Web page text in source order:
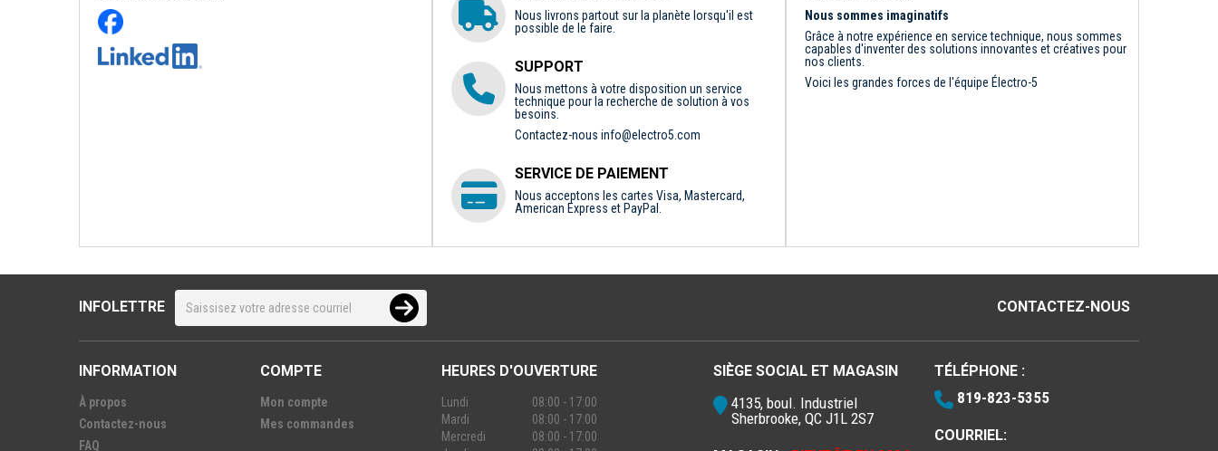
Nous livrons partout sur la planète lorsqu'il est
possible de le faire.
SUPPORT
Nous mettons à votre disposition un service
technique pour la recherche de solution à vos
besoins.
Contactez-nous info@electro5.com
SERVICE DE PAIEMENT
Nous acceptons les cartes Visa, Mastercard,
American Express et PayPal.
Nous sommes imaginatifs
Grâce à notre expérience en service technique, nous sommes
capables d'inventer des solutions innovantes et créatives pour
nos clients.
Voici les grandes forces de l'équipe Électro-5
INFOLETTRE CONTACTEZ-NOUS
INFORMATION
À propos
Contactez-nous
FAQ
COMPTE
Mon compte
Mes commandes
HEURES D'OUVERTURE
Lundi
08:00 - 17:00
Mardi
08:00 - 17:00
Mercredi
08:00 - 17:00
SIÈGE SOCIAL ET MAGASIN
4135, boul. Industriel
Sherbrooke, QC J1L 2S7
TÉLÉPHONE :
819-823-5355
COURRIEL: